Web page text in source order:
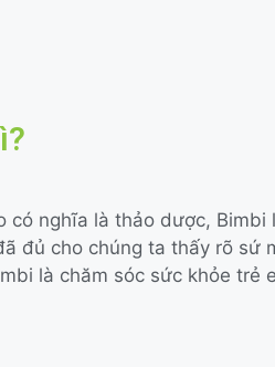
có nghĩa là thảo dược, Bimbi
đủ cho chúng ta thấy rõ sứ
là chăm sóc sức khỏe trẻ